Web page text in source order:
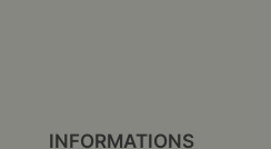
INFORMATIONS